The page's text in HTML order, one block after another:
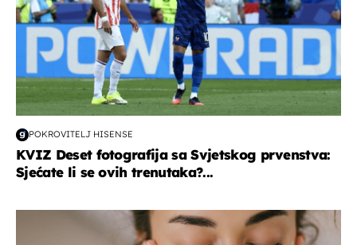
POKROVITELJ HISENSE
KVIZ Deset fotografija sa Svjetskog prvenstva:
Sjećate li se ovih trenutaka?...
moda & ljepota